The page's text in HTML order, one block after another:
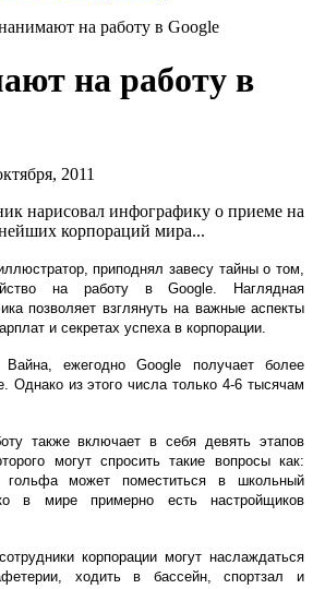
на работу в Google
на работу в
, 2011
нарисовал инфографику о приеме на
корпораций мира...
приподнял завесу тайны о том,
на работу в Google. Наглядная
позволяет взглянуть на важные аспекты
и секретах успеха в корпорации.
Вайна, ежегодно Google получает более
Однако из этого числа только 4-6 тысячам
также включает в себя девять этапов
могут спросить такие вопросы как:
может поместиться в школьный
в мире примерно есть настройщиков
корпорации могут наслаждаться
ходить в бассейн, спортзал и